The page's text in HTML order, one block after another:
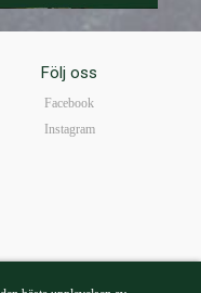
Följ oss
Facebook
Instagram